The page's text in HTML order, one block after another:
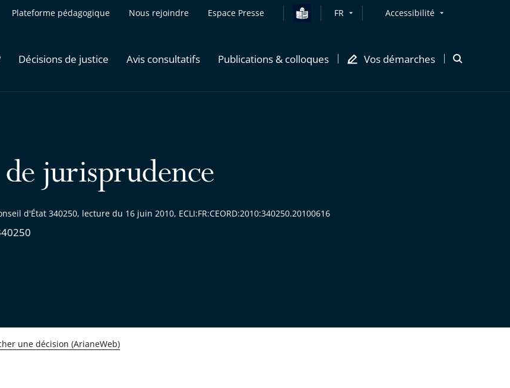
Plateforme pédagogique Nous rejoindre Espace Presse FR Accessibilité
Décisions de justice Avis consultatifs Publications & colloques Vos démarches
Ouvrir
de jurisprudence
d'État 340250, lecture du 16 juin 2010, ECLI:FR:CEORD:2010:340250.20100616
une décision (ArianeWeb)